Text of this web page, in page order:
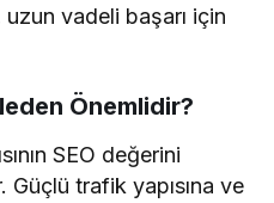
vadeli başarı için
Önemlidir?
SEO değerini
trafik yapısına ve